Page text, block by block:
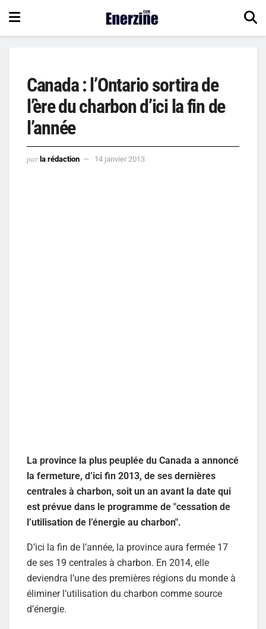
Canada : l’Ontario sortira de
l’ère du charbon d’ici la fin de
l’année
par la rédaction 14 janvier 2013
La province la plus peuplée du Canada a annoncé
la fermeture, d’ici fin 2013, de ses dernières
centrales à charbon, soit un an avant la date qui
est prévue dans le programme de "cessation de
l’utilisation de l’énergie au charbon".
D’ici la fin de l’année, la province aura fermée 17
de ses 19 centrales à charbon. En 2014, elle
deviendra l’une des premières régions du monde à
éliminer l’utilisation du charbon comme source
d’énergie.